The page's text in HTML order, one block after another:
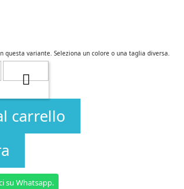
questa variante. Seleziona un colore o una taglia diversa.
carrello
su Whatsapp.